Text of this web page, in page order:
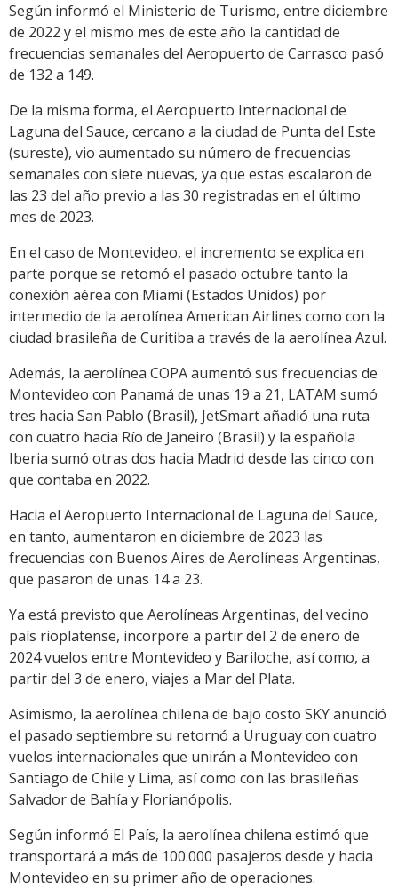
Según informó el Ministerio de Turismo, entre diciembre
de 2022 y el mismo mes de este año la cantidad de
frecuencias semanales del Aeropuerto de Carrasco pasó
de 132 a 149.
De la misma forma, el Aeropuerto Internacional de
Laguna del Sauce, cercano a la ciudad de Punta del Este
(sureste), vio aumentado su número de frecuencias
semanales con siete nuevas, ya que estas escalaron de
las 23 del año previo a las 30 registradas en el último
mes de 2023.
En el caso de Montevideo, el incremento se explica en
parte porque se retomó el pasado octubre tanto la
conexión aérea con Miami (Estados Unidos) por
intermedio de la aerolínea American Airlines como con la
ciudad brasileña de Curitiba a través de la aerolínea Azul.
Además, la aerolínea COPA aumentó sus frecuencias de
Montevideo con Panamá de unas 19 a 21, LATAM sumó
tres hacia San Pablo (Brasil), JetSmart añadió una ruta
con cuatro hacia Río de Janeiro (Brasil) y la española
Iberia sumó otras dos hacia Madrid desde las cinco con
que contaba en 2022.
Hacia el Aeropuerto Internacional de Laguna del Sauce,
en tanto, aumentaron en diciembre de 2023 las
frecuencias con Buenos Aires de Aerolíneas Argentinas,
que pasaron de unas 14 a 23.
Ya está previsto que Aerolíneas Argentinas, del vecino
país rioplatense, incorpore a partir del 2 de enero de
2024 vuelos entre Montevideo y Bariloche, así como, a
partir del 3 de enero, viajes a Mar del Plata.
Asimismo, la aerolínea chilena de bajo costo SKY anunció
el pasado septiembre su retornó a Uruguay con cuatro
vuelos internacionales que unirán a Montevideo con
Santiago de Chile y Lima, así como con las brasileñas
Salvador de Bahía y Florianópolis.
Según informó El País, la aerolínea chilena estimó que
transportará a más de 100.000 pasajeros desde y hacia
Montevideo en su primer año de operaciones.